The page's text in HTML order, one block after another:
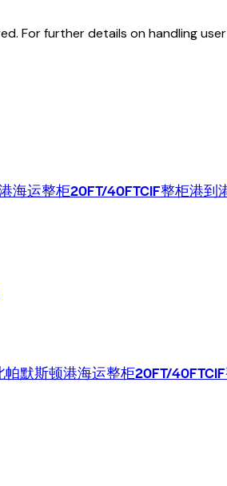
For further details on handling
运整柜20FT/40FTCIF整柜港到
默斯顿港海运整柜20FT/